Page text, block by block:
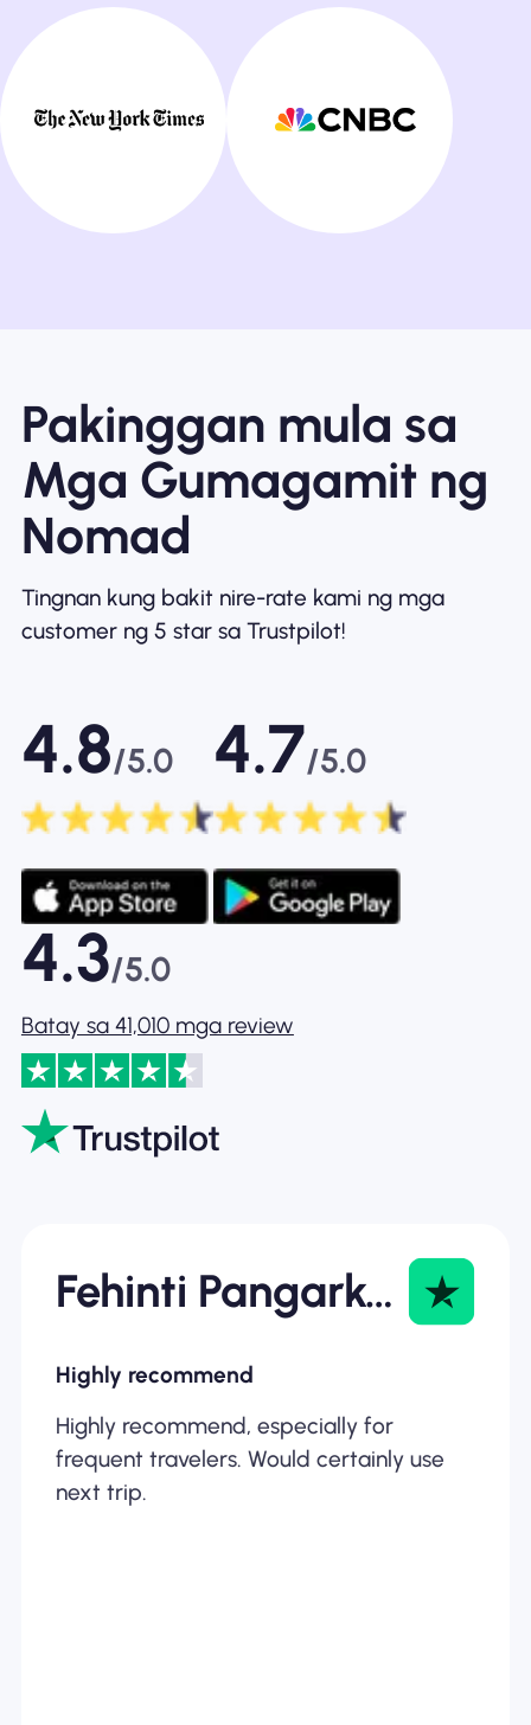
Pakinggan mula sa
Mga Gumagamit ng
Nomad
Tingnan kung bakit nire-rate kami ng mga
customer ng 5 star sa Trustpilot!
4.8/5.0 4.7/5.0
4.3/5.0
Batay sa 41,010 mga review
Fehinti Pangarkar
Highly recommend
Highly recommend, especially for
frequent travelers. Would certainly use
next trip.